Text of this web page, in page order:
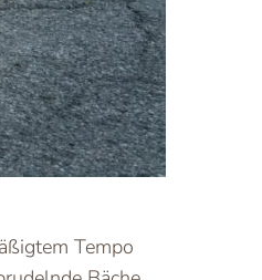
Tempo